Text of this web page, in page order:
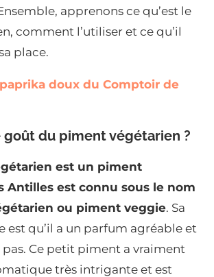
apprenons ce qu’est le
comment l’utiliser et ce qu’il
place.
paprika doux du Comptoir de
goût du piment végétarien ?
est un piment
Antilles est connu sous le nom
ou piment veggie. Sa
est qu’il a un parfum agréable et
pas. Ce petit piment a vraiment
très intrigante et est